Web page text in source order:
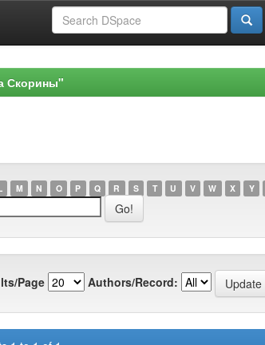
Скорины"
M N O P Q R S T U V W X Y
Page Authors/Record: